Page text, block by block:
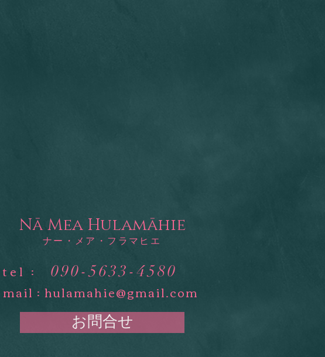
​Nā Mea Hulamāhie​
​ナー・メア・フラマヒエ
tel : 090-5633-4580
mail : hulamahie@gmail.com
お問合せ